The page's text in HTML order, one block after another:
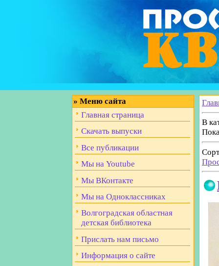
» Меню сайта
Главная страница
Скачать выпуски
Все публикации
Мы на Youtube
Мы ВКонтакте
Мы на Одноклассниках
Волгоградская областная
детская библиотека
Прислать нам письмо
Информация о сайте
В